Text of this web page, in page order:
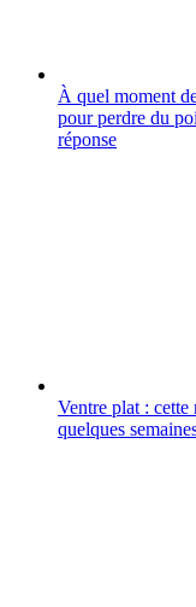
À quel moment
pour perdre du
réponse
Ventre plat : cette
quelques